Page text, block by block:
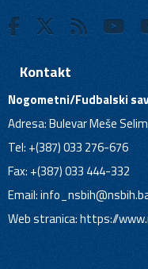
Kontakt
Nogometni/Fudbalski
Adresa: Bulevar Meše
Tel: +(387) 033 276-676
Fax: +(387) 033 444-332
Email:
Web stranica: https://